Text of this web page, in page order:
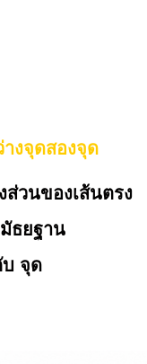
างจุดสองจุด
ส่วนของเส้นตรง
ธยฐาน
บ จุด